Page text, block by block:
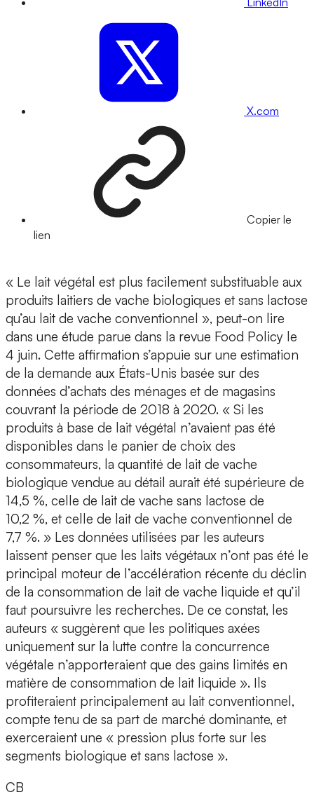
X.com
Copier le
lien
« Le lait végétal est plus facilement substituable aux
produits laitiers de vache biologiques et sans lactose
qu’au lait de vache conventionnel », peut-on lire
dans une étude parue dans la revue Food Policy le
4 juin. Cette affirmation s’appuie sur une estimation
de la demande aux États-Unis basée sur des
données d’achats des ménages et de magasins
couvrant la période de 2018 à 2020. « Si les
produits à base de lait végétal n’avaient pas été
disponibles dans le panier de choix des
consommateurs, la quantité de lait de vache
biologique vendue au détail aurait été supérieure de
14,5 %, celle de lait de vache sans lactose de
10,2 %, et celle de lait de vache conventionnel de
7,7 %. » Les données utilisées par les auteurs
laissent penser que les laits végétaux n’ont pas été le
principal moteur de l’accélération récente du déclin
de la consommation de lait de vache liquide et qu’il
faut poursuivre les recherches. De ce constat, les
auteurs « suggèrent que les politiques axées
uniquement sur la lutte contre la concurrence
végétale n’apporteraient que des gains limités en
matière de consommation de lait liquide ». Ils
profiteraient principalement au lait conventionnel,
compte tenu de sa part de marché dominante, et
exerceraient une « pression plus forte sur les
segments biologique et sans lactose ».
CB